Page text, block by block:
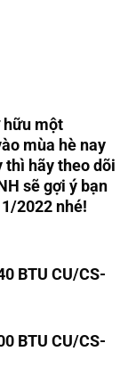
hữu một
mùa hè nay
thì hãy theo dõi
sẽ gợi ý bạn
2022 nhé!
BTU CU/CS-
BTU CU/CS-